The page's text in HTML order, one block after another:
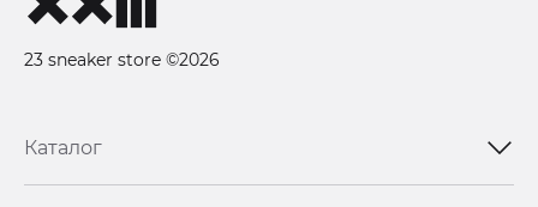
23 sneaker store ©2026
Каталог